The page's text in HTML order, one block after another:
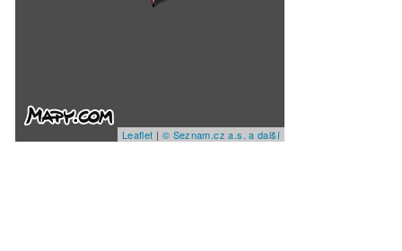
Leaflet | © Seznam.cz a.s. a další